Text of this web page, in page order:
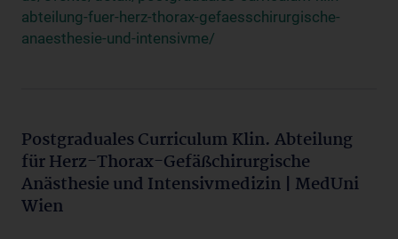
abteilung-fuer-herz-thorax-gefaesschirurgische-
anaesthesie-und-intensivme/
Postgraduales Curriculum Klin. Abteilung
für Herz-Thorax-Gefäßchirurgische
Anästhesie und Intensivmedizin | MedUni
Wien